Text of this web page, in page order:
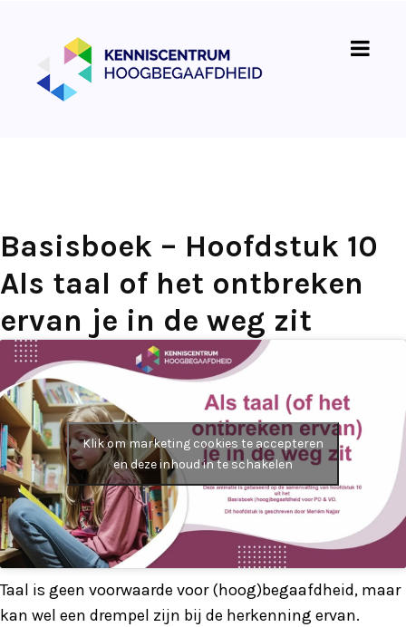
Basisboek – Hoofdstuk 10
Als taal of het ontbreken
ervan je in de weg zit
Klik om marketing cookies te accepteren
en deze inhoud in te schakelen
Taal is geen voorwaarde voor (hoog)begaafdheid, maar
kan wel een drempel zijn bij de herkenning ervan.